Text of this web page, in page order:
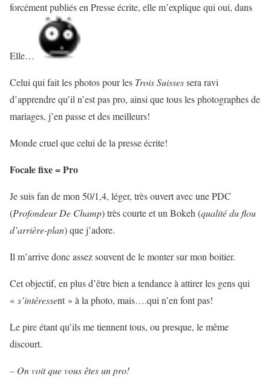
forcément publiés en Presse écrite, elle m’explique qui oui, dans
Elle…
Celui qui fait les photos pour les Trois Suissessera ravi
d’apprendre qu’il n’est pas pro, ainsi que tous les photographes de
mariages, j’en passe et des meilleurs!
Monde cruel que celui de la presse écrite!
Focale fixe = Pro
Je suis fan de mon 50/1,4, léger, très ouvert avec une PDC
(Profondeur De Champ) très courte et un Bokeh (qualité du flou
d’arrière-plan) que j’adore.
Il m’arrive donc assez souvent de le monter sur mon boitier.
Cet objectif, en plus d’être bien a tendance à attirer les gens qui
« s’intéressent » à la photo, mais….qui n’en font pas!
Le pire étant qu’ils me tiennent tous, ou presque, le même
discourt.
– On voit que vous êtes un pro!